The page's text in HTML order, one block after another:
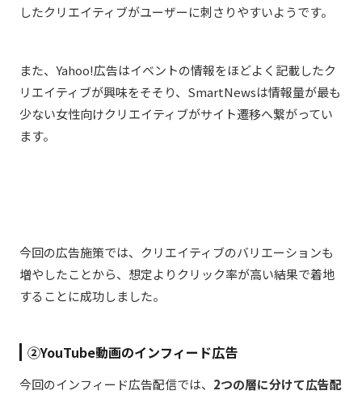
したクリエイティブがユーザーに刺さりやすいようです。
また、Yahoo!広告はイベントの情報をほどよく記載したク
リエイティブが興味をそそり、 SmartNewsは情報量が最も
少ない女性向けクリエイティブがサイト遷移へ繋がってい
ます。
今回の広告施策では、 クリエイティブのバリエーションも
増やしたことから、想定よりクリック率が高い結果で着地
することに成功しました。
②YouTube動画のインフィード広告
今回のインフィード広告配信では、 2つの層に分けて広告配